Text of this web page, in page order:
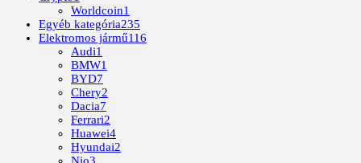
Worldcoin1
Egyéb kategória235
Elektromos jármű116
Audi1
BMW1
BYD7
Chery2
Dacia7
Ferrari2
Huawei4
Hyundai2